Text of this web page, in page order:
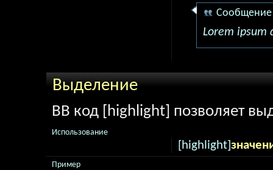
Lorem ipsum
Выделение
BB код [highlight] позволяет
Использование
[highlight]
Пример